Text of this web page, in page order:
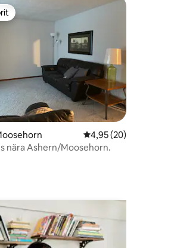
betyg, 77 omdömen
4,95 av 5 i
4,95 (20)
nära Ashern/Moosehorn.